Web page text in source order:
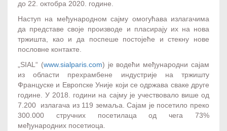
до 22. октобра 2020. године.
Наступ на међународном сајму омогућава излагачима
да представе своје производе и пласирају их на нова
тржишта, као и да поспеше постојеће и стекну нове
пословне контакте.
„SIAL“ (www.sialparis.com) је водећи међународни сајам
из области прехрамбене индустрије на тржишту
Француске и Европске Уније који се одржава сваке друге
године. У 2018. години на сајму је учествовало више од
7.200 излагача из 119 земаља. Сајам је посетило преко
300.000 стручних посетилаца од чега 73%
међународних посетиоца.